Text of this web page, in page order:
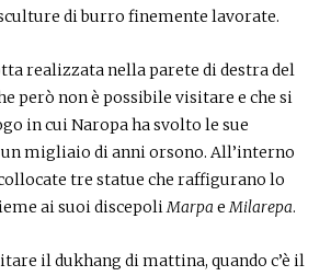
di burro finemente lavorate.
realizzata nella parete di destra del
però non è possibile visitare e che si
in cui Naropa ha svolto le sue
migliaio di anni orsono. All’interno
tre statue che raffigurano lo
ai suoi discepoliMarpa eMilarepa.
il dukhang di mattina, quando c’è il